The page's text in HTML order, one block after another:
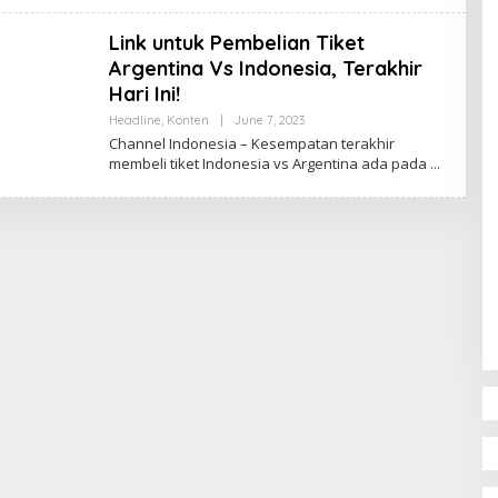
U
I
_
F
T
A
Link untuk Pembelian Tiket
Argentina Vs Indonesia, Terakhir
Hari Ini!
Headline, Konten June 7, 2023B
A
N
I
Channel Indonesia – Kesempatan terakhir
membeli tiket Indonesia vs Argentina ada pada